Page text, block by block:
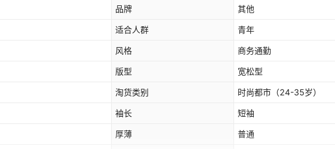
品牌 其他
适合人群 青年
风格 商务通勤
版型 宽松型
淘货类别 时尚都市（24-35岁）
袖长 短袖
厚薄 普通